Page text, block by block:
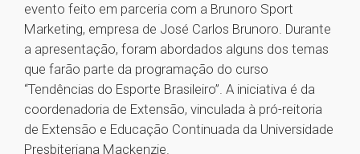
evento feito em parceria com a Brunoro Sport
Marketing, empresa de José Carlos Brunoro. Durante
a apresentação, foram abordados alguns dos temas
que farão parte da programação do curso
“Tendências do Esporte Brasileiro”. A iniciativa é da
coordenadoria de Extensão, vinculada à pró-reitoria
de Extensão e Educação Continuada da Universidade
Presbiteriana Mackenzie.